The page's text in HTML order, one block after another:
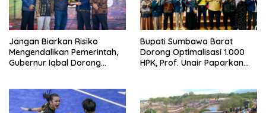
Jangan Biarkan Risiko
Mengendalikan Pemerintah,
Gubernur Iqbal Dorong
Bupati Sumbawa Barat
Dorong Optimalisasi 1.000
HPK, Prof. Unair Paparkan